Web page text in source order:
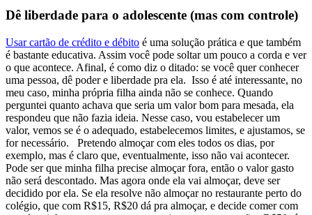
Dê liberdade para o adolescente (mas com controle)
Usar cartão de crédito e débito é uma solução prática e que também
é bastante educativa. Assim você pode soltar um pouco a corda e ver
o que acontece. Afinal, é como diz o ditado: se você quer conhecer
uma pessoa, dê poder e liberdade pra ela. Isso é até interessante, no
meu caso, minha própria filha ainda não se conhece. Quando
perguntei quanto achava que seria um valor bom para mesada, ela
respondeu que não fazia ideia. Nesse caso, vou estabelecer um
valor, vemos se é o adequado, estabelecemos limites, e ajustamos, se
for necessário.
Pretendo almoçar com eles todos os dias, por
exemplo, mas é claro que, eventualmente, isso não vai acontecer.
Pode ser que minha filha precise almoçar fora, então o valor gasto
não será descontado. Mas agora onde ela vai almoçar, deve ser
decidido por ela. Se ela resolve não almoçar no restaurante perto do
colégio, que com R$15, R$20 dá pra almoçar, e decide comer com